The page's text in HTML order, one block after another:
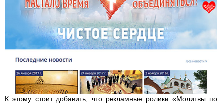
К этому стоит добавить, что рекламные ролики «Молитвы по